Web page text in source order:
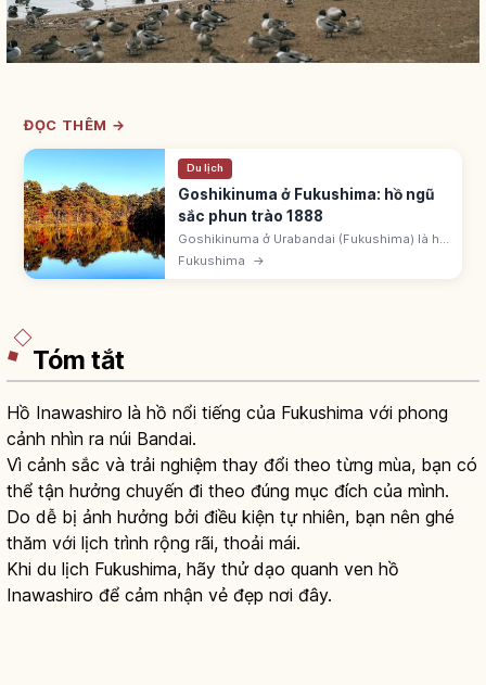
ĐỌC THÊM →
Du lịch
Goshikinuma ở Fukushima: hồ ngũ
sắc phun trào 1888
Goshikinuma ở Urabandai (Fukushima) là hồ
đầm hình thành 1888 do núi Bandai phun
Fukushima →
Tóm tắt
Hồ Inawashiro là hồ nổi tiếng của Fukushima với phong
cảnh nhìn ra núi Bandai.
Vì cảnh sắc và trải nghiệm thay đổi theo từng mùa, bạn có
thể tận hưởng chuyến đi theo đúng mục đích của mình.
Do dễ bị ảnh hưởng bởi điều kiện tự nhiên, bạn nên ghé
thăm với lịch trình rộng rãi, thoải mái.
Khi du lịch Fukushima, hãy thử dạo quanh ven hồ
Inawashiro để cảm nhận vẻ đẹp nơi đây.